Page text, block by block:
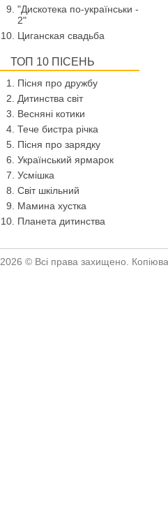
"Дискотека по-українськи -
2"
Циганская свадьба
ТОП 10 ПІСЕНЬ
Пісня про дружбу
Дитинства світ
Весняні котики
Тече бистра річка
Пісня про зарядку
Український ярмарок
Усмішка
Світ шкільний
Мамина хустка
Планета дитинства
2026 © Всі права захищено.